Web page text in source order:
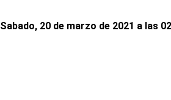
Sabado, 20 de marzo de 2021 a las